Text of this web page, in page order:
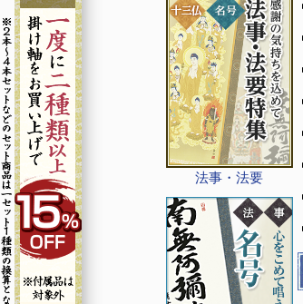
法事・法要